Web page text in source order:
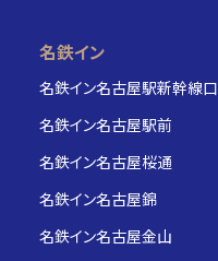
ホテル一覧
名鉄イン
名鉄イン名古屋駅新幹線口
名鉄イン名古屋駅前
名鉄イン名古屋桜通
名鉄イン名古屋錦
名鉄イン名古屋金山